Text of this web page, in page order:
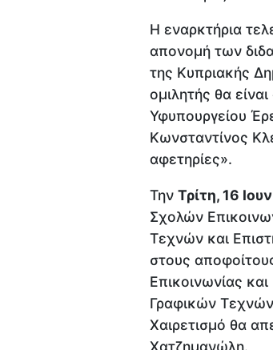
Η εναρκτήρια
απονομή των
της Κυπριακής
ομιλητής θα
Υφυπουργείου
Κωνσταντίνος
αφετηρίες».
Την Τρίτη, 16
Σχολών
Τεχνών και
στους
Επικοινωνίας
Γραφικών
Χαιρετισμό θα
Χατζημανώλη.